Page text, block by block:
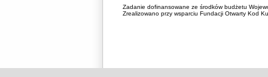
Zadanie dofinansowane ze środków budżetu
Zrealizowano przy wsparciu Fundacji Otwarty Kod